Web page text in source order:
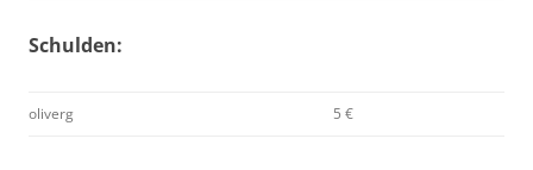
Schulden:
oliverg 5 €